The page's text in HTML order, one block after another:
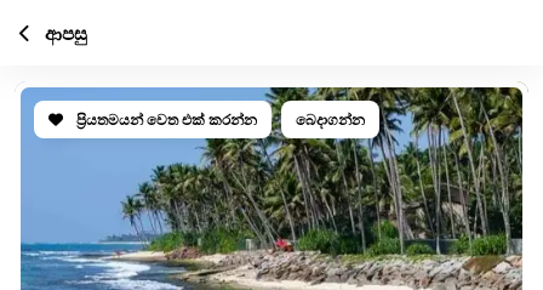
ප්‍රියතමයන් වෙත එක් කරන්න බෙදාගන්න
ආපසු